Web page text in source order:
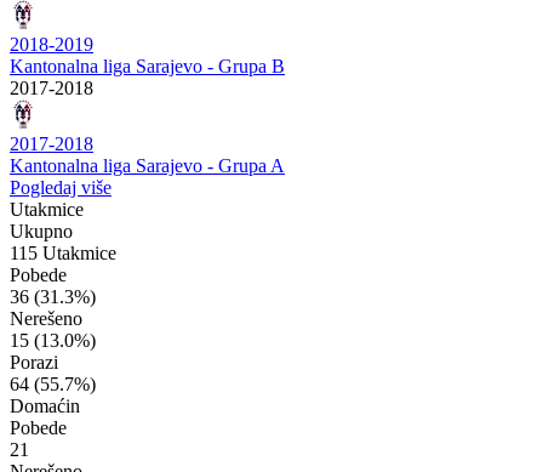
2018-2019
Kantonalna liga Sarajevo - Grupa B
2017-2018
2017-2018
Kantonalna liga Sarajevo - Grupa A
Pogledaj više
Utakmice
Ukupno
115 Utakmice
Pobede
36 (31.3%)
Nerešeno
15 (13.0%)
Porazi
64 (55.7%)
Domaćin
Pobede
21